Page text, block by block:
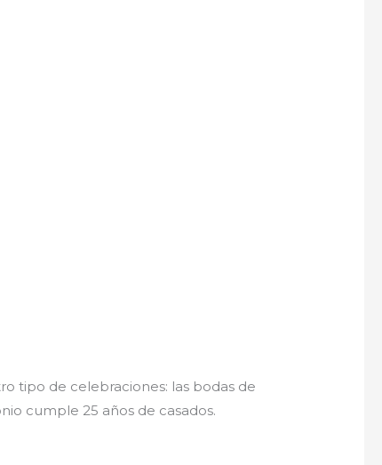
tipo de celebraciones: las bodas de
cumple 25 años de casados.